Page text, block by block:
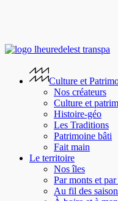
content
Culture et
Nos créateurs
Culture et
Histoire-géo
Les Traditions
Patrimoine bâti
Fait main
Le territoire
Nos îles
Par monts et
Au fil des